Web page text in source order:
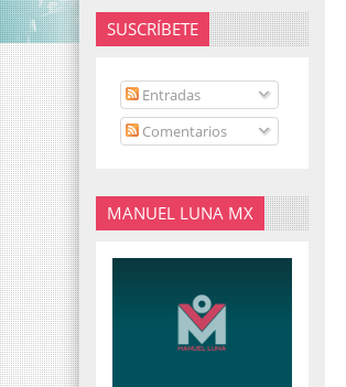
SUSCRÍBETE
Entradas
Comentarios
MANUEL LUNA MX